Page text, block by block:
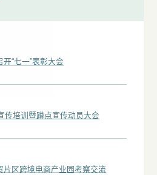
“七一”表彰大会
传培训暨蹲点宣传动员大会
片区跨境电商产业园考察交流